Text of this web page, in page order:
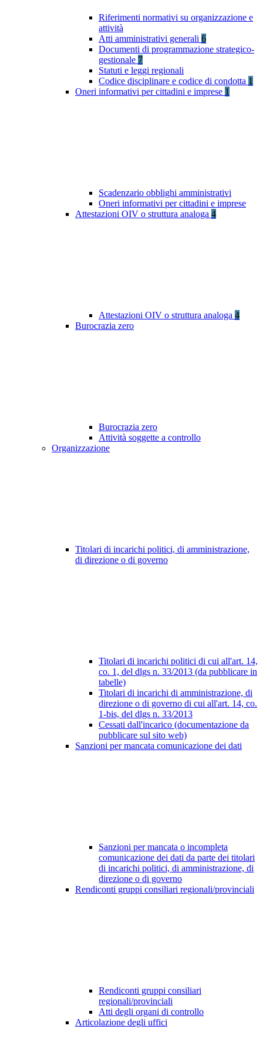
Riferimenti normativi su organizzazione e
attività
Atti amministrativi generali 6
Documenti di programmazione strategico-
gestionale 7
Statuti e leggi regionali
Codice disciplinare e codice di condotta 1
Oneri informativi per cittadini e imprese 1
Scadenzario obblighi amministrativi
Oneri informativi per cittadini e imprese
Attestazioni OIV o struttura analoga 4
Attestazioni OIV o struttura analoga 4
Burocrazia zero
Burocrazia zero
Attività soggette a controllo
Organizzazione
Titolari di incarichi politici, di amministrazione,
di direzione o di governo
Titolari di incarichi politici di cui all'art. 14,
co. 1, del dlgs n. 33/2013 (da pubblicare in
tabelle)
Titolari di incarichi di amministrazione, di
direzione o di governo di cui all'art. 14, co.
1-bis, del dlgs n. 33/2013
Cessati dall'incarico (documentazione da
pubblicare sul sito web)
Sanzioni per mancata comunicazione dei dati
Sanzioni per mancata o incompleta
comunicazione dei dati da parte dei titolari
di incarichi politici, di amministrazione, di
direzione o di governo
Rendiconti gruppi consiliari regionali/provinciali
Rendiconti gruppi consiliari
regionali/provinciali
Atti degli organi di controllo
Articolazione degli uffici